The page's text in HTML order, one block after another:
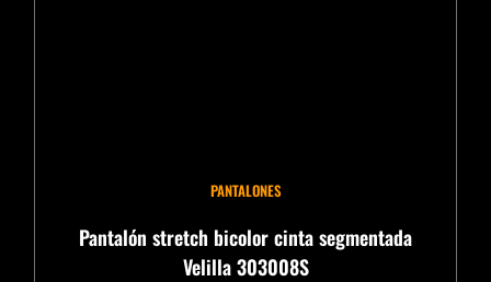
PANTALONES
Pantalón stretch bicolor cinta segmentada
Velilla 303008S